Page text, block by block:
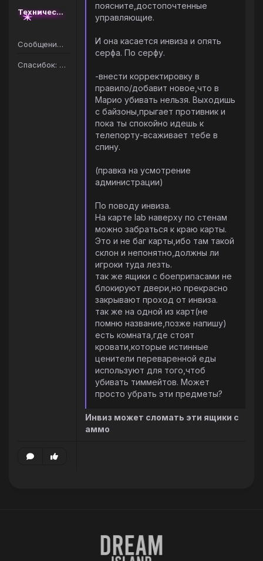
Технический администратор
Сообщений: 163
Спасибок: 206
поясните,достопочтенные
управляющие.
И она касается инвиза и опять
серфа. По серфу.
-внести корректировку в
правило/добавит новое,что в
Марио убивать нельзя. Выходишь
с байзоны,прыгает противник и
пока ты спокойно идешь к
телепорту-всаживает тебе в
спину.
(правка на усмотрение
администрации)
По поводу инвиза.
На карте lab наверху по стенам
можно забраться к краю карты.
Это и не баг карты,ибо там такой
склон и непонятно,должны ли
игроки туда лезть.
так же ящики с боеприпасами не
блокируют двери,но прекрасно
закрывают проход от инвиза.
так же на одной из карт(не
помню название,позже напишу)
есть комната,где стоят
кровати,которые истинные
ценители переваренной еды
используют для того,чтоб
убивать тиммейтов. Может
просто убрать эти предметы?
Инвиз может сломать эти ящики с
аммо